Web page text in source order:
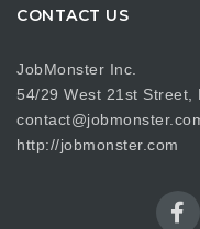
CONTACT US
JobMonster Inc.
54/29 West 21st Street,
http://jobmonster.com